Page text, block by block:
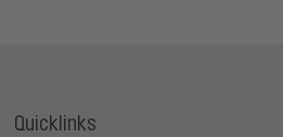
Quicklinks